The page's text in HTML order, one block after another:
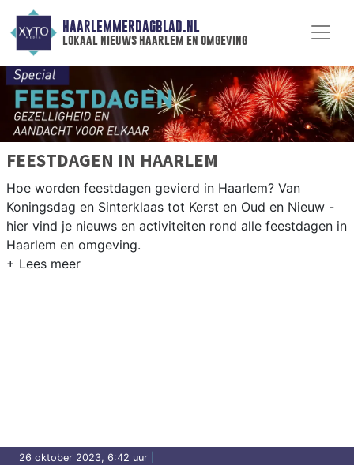
HAARLEMMERDAGBLAD.NL
lokaal nieuws haarlem en omgeving
FEESTDAGEN IN HAARLEM
Hoe worden feestdagen gevierd in Haarlem? Van
Koningsdag en Sinterklaas tot Kerst en Oud en Nieuw -
hier vind je nieuws en activiteiten rond alle feestdagen in
Haarlem en omgeving.
26 oktober 2023, 6:42 uur